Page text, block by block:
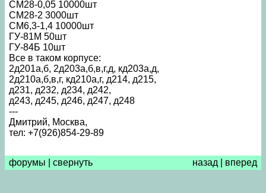
СМ28-0,05 10000шт
СМ28-2 3000шт
СМ6,3-1,4 10000шт
ГУ-81М 50шт
ГУ-84Б 10шт
Все в таком корпусе:
2д201а,б, 2д203а,б,в,г,д, кд203а,д,
2д210а,б,в,г, кд210а,г, д214, д215,
д231, д232, д234, д242,
д243, д245, д246, д247, д248
---
Дмитрий, Москва,
тел: +7(926)854-29-89
форумы свернуть назад вперед